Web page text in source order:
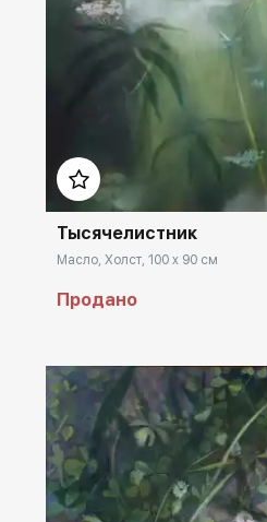
Тысячелистник
Масло, Холст, 100 x 90 см
Продано